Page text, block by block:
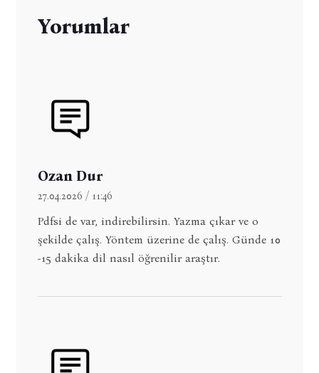
Yorumlar
Ozan Dur
27.04.2026 / 11:46
Pdfsi de var, indirebilirsin. Yazma çıkar ve o
şekilde çalış. Yöntem üzerine de çalış. Günde 10
-15 dakika dil nasıl öğrenilir araştır.